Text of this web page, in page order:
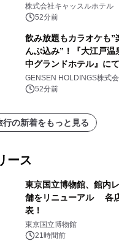
株式会社キャッスルホテル
52分前
飲み放題もカラオケも”
んぶ込み”！『大江戸
中グランドホテル』に
ーズ初のオールインクル
GENSEN HOLDINGS株式
52分前
行の新着をもっと見る
ース
東京国立博物館、館内
舗をリニューアル 各
表！
東京国立博物館
21時間前